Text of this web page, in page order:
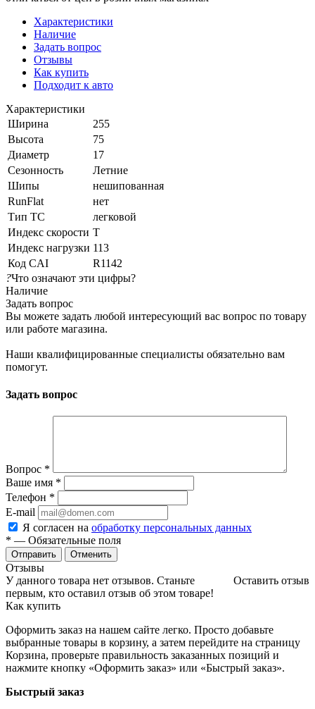
Характеристики
Наличие
Задать вопрос
Отзывы
Как купить
Подходит к авто
Характеристики
Ширина
255
Высота
75
Диаметр
17
Сезонность
Летние
Шипы
нешипованная
RunFlat
нет
Тип ТС
легковой
Индекс скорости T
Индекс нагрузки 113
Код CAI
R1142
?Что означают эти цифры?
Наличие
Задать вопрос
Вы можете задать любой интересующий вас вопрос по товару
или работе магазина.
Наши квалифицированные специалисты обязательно вам
помогут.
Задать вопрос
Вопрос *
Ваше имя *
Телефон *
E-mail
Я согласен на обработку персональных данных
* — Обязательные поля
Отменить
Отзывы
Оставить отзыв
У данного товара нет отзывов. Станьте
первым, кто оставил отзыв об этом товаре!
Как купить
Оформить заказ на нашем сайте легко. Просто добавьте
выбранные товары в корзину, а затем перейдите на страницу
Корзина, проверьте правильность заказанных позиций и
нажмите кнопку «Оформить заказ» или «Быстрый заказ».
Быстрый заказ